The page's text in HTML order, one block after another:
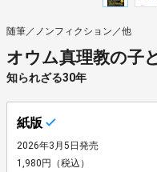
随筆／ノンフィクション／他
オウム真理教の子
知られざる30年
紙版
2026年3月5日発売
1,980円（税込）